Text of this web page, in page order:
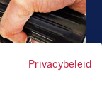
Privacybeleid